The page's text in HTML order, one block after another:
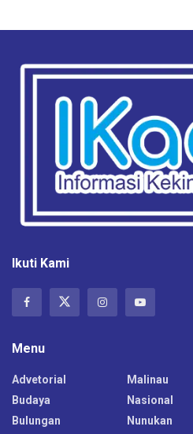
Ikuti Kami
Menu
Advetorial
Budaya
Bulungan
Malinau
Nasional
Nunukan